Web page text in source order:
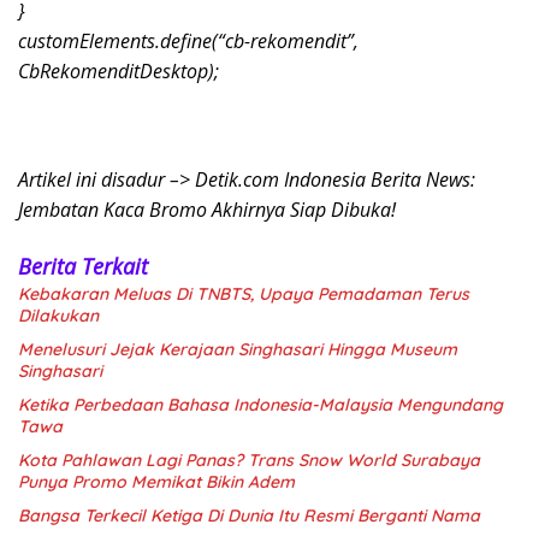
}
customElements.define(“cb-rekomendit”,
CbRekomenditDesktop);
Artikel ini disadur –> Detik.com Indonesia Berita News:
Jembatan Kaca Bromo Akhirnya Siap Dibuka!
Berita Terkait
Kebakaran Meluas Di TNBTS, Upaya Pemadaman Terus
Dilakukan
Menelusuri Jejak Kerajaan Singhasari Hingga Museum
Singhasari
Ketika Perbedaan Bahasa Indonesia-Malaysia Mengundang
Tawa
Kota Pahlawan Lagi Panas? Trans Snow World Surabaya
Punya Promo Memikat Bikin Adem
Bangsa Terkecil Ketiga Di Dunia Itu Resmi Berganti Nama